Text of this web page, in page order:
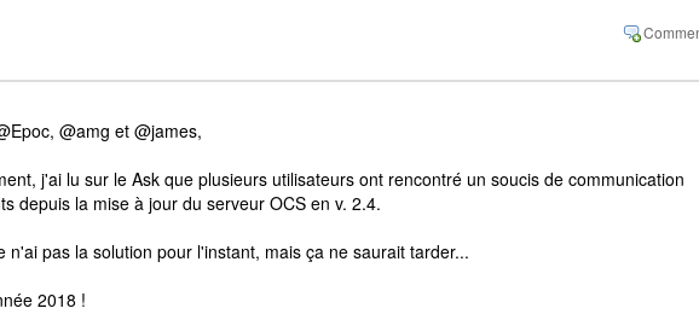
@amg et @james,
j'ai lu sur le Ask que plusieurs utilisateurs ont rencontré un soucis de communication
depuis la mise à jour du serveur OCS en v. 2.4.
n'ai pas la solution pour l'instant, mais ça ne saurait tarder...
2018 !